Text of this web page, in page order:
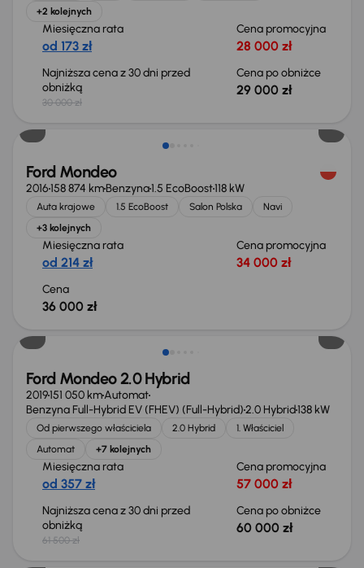
+2 kolejnych
Miesięczna rata
od 173 zł
Cena promocyjna
28 000 zł
Najniższa cena z 30 dni przed
obniżką
30 000 zł
Cena po obniżce
29 000 zł
Ford Mondeo
2016158 874 kmBenzyna1.5 EcoBoost118 kW
Auta krajowe 1.5 EcoBoost Salon Polska
Navi
+3 kolejnych
Miesięczna rata
od 214 zł
Cena promocyjna
34 000 zł
Cena
36 000 zł
Taniej o 1 500 zł
Ford Mondeo 2.0 Hybrid
2019151 050 kmAutomat
Benzyna Full-Hybrid EV (FHEV) (Full-Hybrid)2.0 Hybrid138 kW
Od pierwszego właściciela 2.0 Hybrid
1. Właściciel
Automat
+7 kolejnych
Miesięczna rata
od 357 zł
Cena promocyjna
57 000 zł
Najniższa cena z 30 dni przed
obniżką
61 500 zł
Cena po obniżce
60 000 zł
Taniej o 1 000 zł